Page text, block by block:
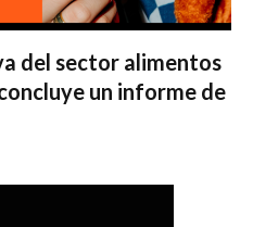
del sector alimentos
un informe de